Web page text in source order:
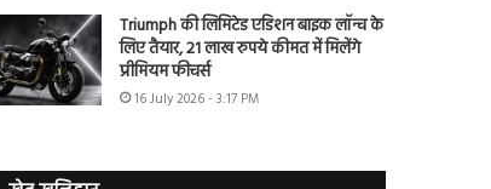
Triumph की लिमिटेड एडिशन बाइक लॉन्च के
लिए तैयार, 21 लाख रुपये कीमत में मिलेंगे
प्रीमियम फीचर्स
16 July 2026 - 3:17 PM